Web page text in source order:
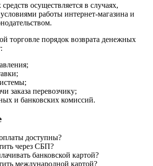
осуществляется в случаях,
работы интернет-магазина и
торговле порядок возврата денежных
заказа перевозчику;
и банковских комиссий.
доступны?
через СБП?
банковской картой?
международной картой?